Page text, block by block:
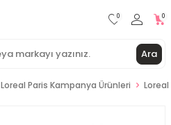
Ara
0 0
Loreal Paris Kampanya Ürünleri